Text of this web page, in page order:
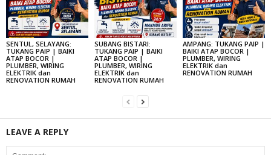
SENTUL, SELAYANG:
TUKANG PAIP | BAIKI
ATAP BOCOR |
PLUMBER, WIRING
ELEKTRIK dan
RENOVATION RUMAH
SUBANG BISTARI:
TUKANG PAIP | BAIKI
ATAP BOCOR |
PLUMBER, WIRING
ELEKTRIK dan
RENOVATION RUMAH
AMPANG: TUKANG PAIP |
BAIKI ATAP BOCOR |
PLUMBER, WIRING
ELEKTRIK dan
RENOVATION RUMAH
LEAVE A REPLY